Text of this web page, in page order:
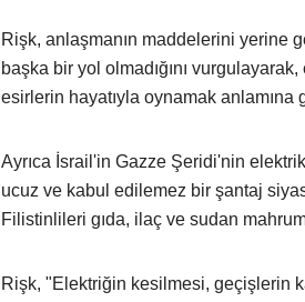
Rişk, anlaşmanın maddelerini yerine
başka bir yol olmadığını
esirlerin hayatıyla oynamak anlamına
Ayrıca İsrail'in Gazze Şeridi'nin
ucuz ve kabul edilemez bir şantaj
Filistinlileri gıda, ilaç ve sudan
Rişk, "Elektriğin kesilmesi, geçişlerin